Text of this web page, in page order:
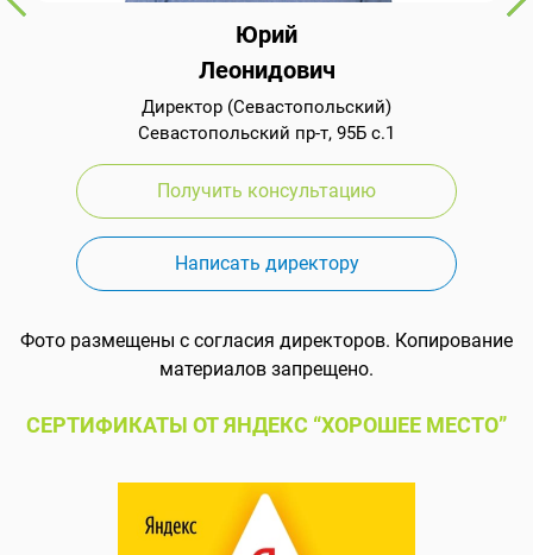
Юрий
Леонидович
Директор (Севастопольский)
Севастопольский пр-т, 95Б с.1
Получить консультацию
Написать директору
Фото размещены с согласия директоров. Копирование
материалов запрещено.
СЕРТИФИКАТЫ ОТ ЯНДЕКС “ХОРОШЕЕ МЕСТО”